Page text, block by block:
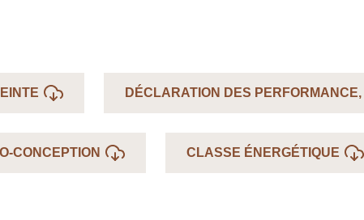
DÉCLARATION DES PERFORMANCE,
CONCEPTION CLASSE ÉNERGÉTIQUE